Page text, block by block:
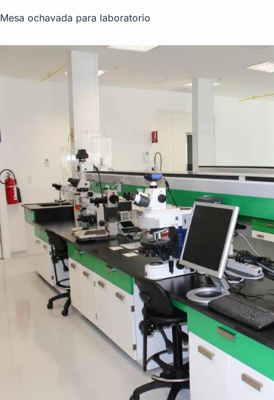
Mesa ochavada para laboratorio